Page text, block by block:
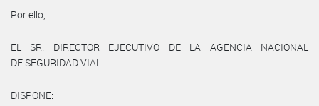
Por ello,
EL SR. DIRECTOR EJECUTIVO DE LA AGENCIA NACIONAL
DE SEGURIDAD VIAL
DISPONE: